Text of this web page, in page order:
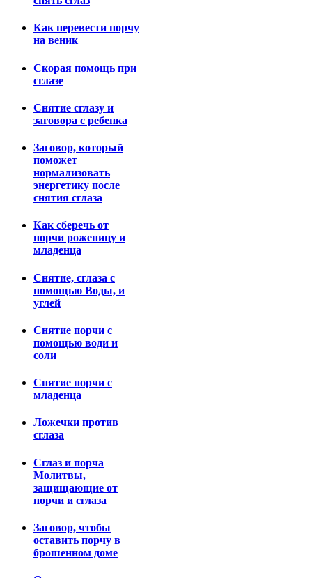
Как перевести порчу
на веник
Скорая помощь при
сглазе
Снятие сглазу и
заговора с ребенка
Заговор, который
поможет
нормализовать
энергетику после
снятия сглаза
Как сберечь от
порчи роженицу и
младенца
Снятие, сглаза с
помощью Воды, и
углей
Снятие порчи с
помощью води и
соли
Снятие порчи с
младенца
Ложечки против
сглаза
Сглаз и порча
Молитвы,
защищающие от
порчи и сглаза
Заговор, чтобы
оставить порчу в
брошенном доме